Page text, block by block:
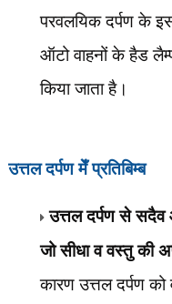
परवलयिक दर्पण के
ऑटो वाहनों के हैड
किया जाता है।
उत्तल दर्पण मेँ प्रतिबिम्ब
उत्तल दर्पण से सदैव
जो सीधा व वस्तु की
कारण उत्तल दर्पण को